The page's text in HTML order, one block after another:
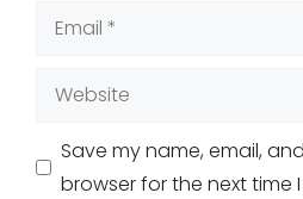
Email
Website
Save my name, email,
browser for the next time